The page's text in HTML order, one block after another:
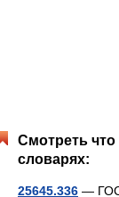
Смотреть что
словарях:
25645.336 —